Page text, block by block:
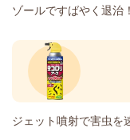
ゾールですばやく退治！
ジェット噴射で害虫を